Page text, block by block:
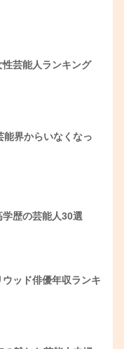
芸能人ランキング
界からいなくなっ
歴の芸能人30選
ッド俳優年収ランキ